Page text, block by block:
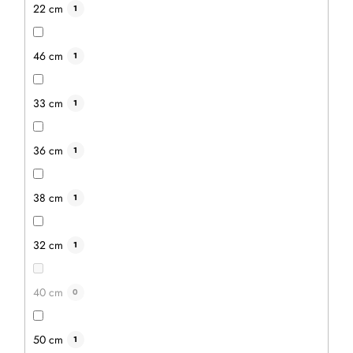
22 cm 1
46 cm 1
33 cm 1
36 cm 1
38 cm 1
32 cm 1
40 cm 0
50 cm 1